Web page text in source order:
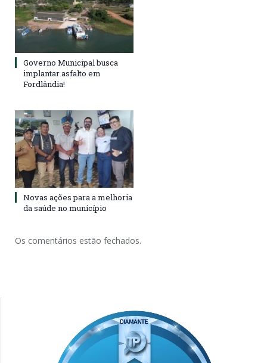
Governo Municipal busca
implantar asfalto em
Fordlândia!
Novas ações para a melhoria
da saúde no município
Os comentários estão fechados.